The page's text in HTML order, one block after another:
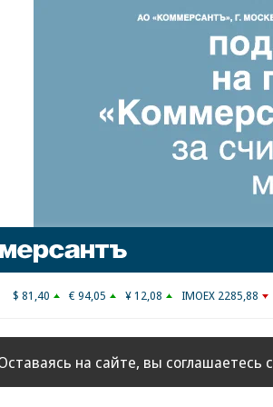
$ 81,40 € 94,05 ¥ 12,08 IMOEX 2285,88
на сайте, вы соглашаетесь с